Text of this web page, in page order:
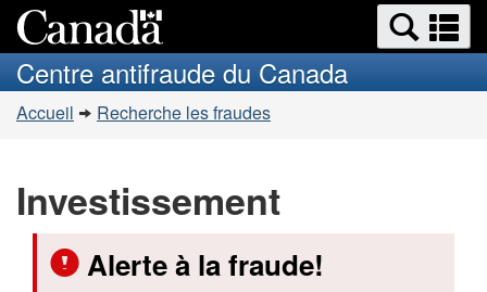
au
contenu
principal
à
la
version
HTML
Search
and
menus
et
Centre antifraude du Canada
Vous
Accueil Recherche les fraudes
Investissement
Alerte à la fraude!